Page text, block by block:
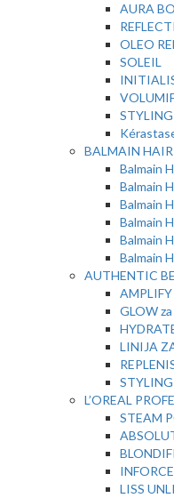
AURA
OLEO
SOLEIL
STYLING
BALMAIN
Balmain
Balmain
Balmain
Balmain
Balmain
Balmain
AUTHENTIC
GLOW
LINIJA
L’OREAL
STEAM
LISS